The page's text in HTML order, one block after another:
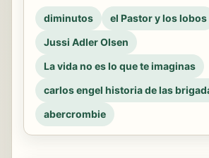
diminutos
el Pastor y los lobos
Jussi Adler Olsen
La vida no es lo que te imaginas
carlos engel historia de las
abercrombie